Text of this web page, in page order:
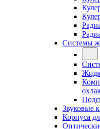
Системы
Звуковые
Корпуса